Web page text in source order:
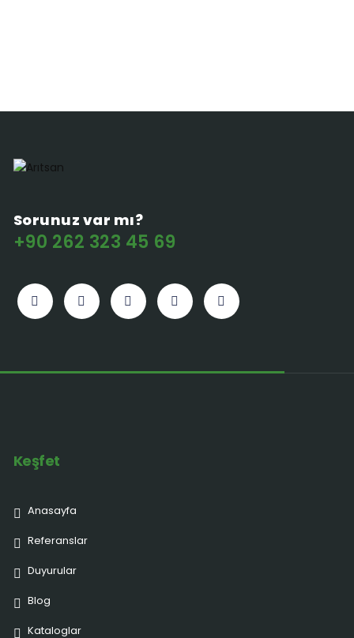
Sorunuz var mı?
+90 262 323 45 69
Keşfet
Anasayfa
Referanslar
Duyurular
Blog
Kataloglar